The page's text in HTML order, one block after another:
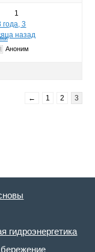
1
года, 3
назад
Аноним
← 1 2 3
гидроэнергетика